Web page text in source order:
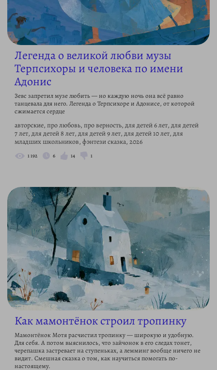
Легенда о великой любви музы
Терпсихоры и человека по имени
Адонис
Зевс запретил музе любить — но каждую ночь она всё равно
танцевала для него. Легенда о Терпсихоре и Адонисе, от которой
сжимается сердце
авторские, про любовь, про верность, для детей 6 лет, для детей
7 лет, для детей 8 лет, для детей 9 лет, для детей 10 лет, для
младших школьников, фэнтези сказка, 2026
1 192 6 14 1
Как мамонтёнок строил тропинку
Мамонтёнок Мотя расчистил тропинку — широкую и удобную.
Для себя. А потом выяснилось, что зайчонок в его следах тонет,
черепашка застревает на ступеньках, а лемминг вообще ничего не
видит. Смешная сказка о том, как научиться помогать по-
настоящему.